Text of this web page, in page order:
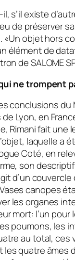
s’il existe
de préserver sa
«Un objet hors
élément de
de SALOME
ne trompent
conclusions du
Lyon, en
Rimani fait une
laquelle a
Coté, en
son
d’un couvercle
canopes
les organes
mort: l’un pour
poumons, les
au total, ces
quatre âmes